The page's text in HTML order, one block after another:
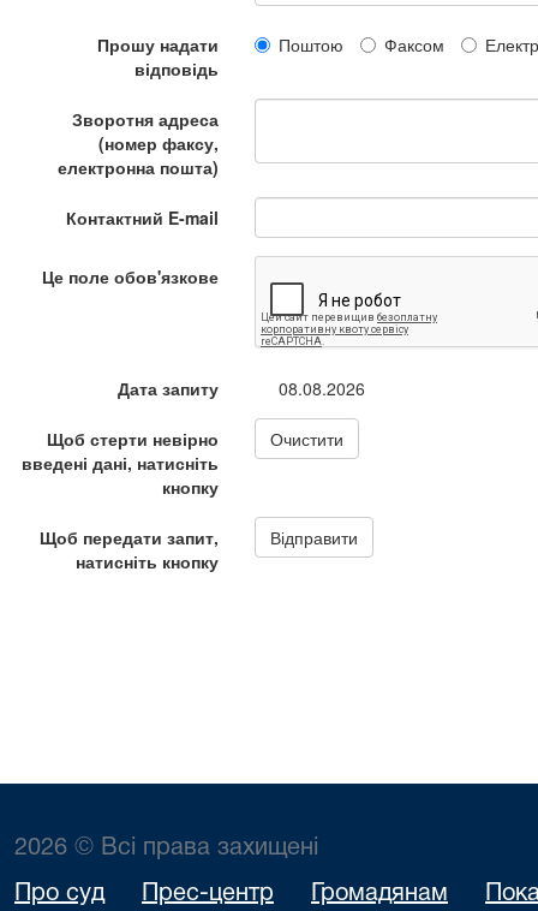
2026 © Всі права захищені
Про суд Прес-центр Громадянам